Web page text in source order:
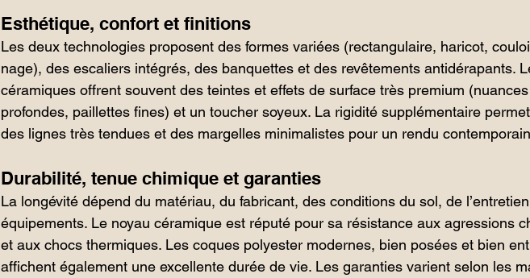
Esthétique, confort et finitions
Les deux technologies proposent des formes variées (rectangulaire, haricot,
nage), des escaliers intégrés, des banquettes et des revêtements antidérapants.
céramiques offrent souvent des teintes et effets de surface très premium (nuances
profondes, paillettes fines) et un toucher soyeux. La rigidité supplémentaire
des lignes très tendues et des margelles minimalistes pour un rendu
Durabilité, tenue chimique et garanties
La longévité dépend du matériau, du fabricant, des conditions du sol, de
équipements. Le noyau céramique est réputé pour sa résistance aux agressions
et aux chocs thermiques. Les coques polyester modernes, bien posées et bien
affichent également une excellente durée de vie. Les garanties varient selon les